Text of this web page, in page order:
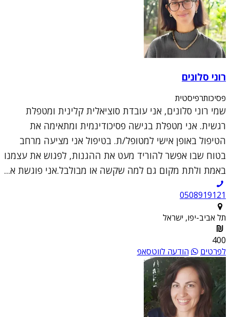
רוני סלונים
פסיכותרפיסטית
שמי רוני סלונים, אני עובדת סוציאלית קלינית ומטפלת
רגשית. אני מטפלת בגישה פסיכודינמית ומתאימה את
הטיפול באופן אישי למטופל/ת. בטיפול אני מציעה מרחב
בטוח שבו אפשר להוריד מעט את ההגנות, לפגוש את עצמנו
באמת ולתת מקום גם למה שקשה או מבולבל.אני פוגשת א...
0508919121
תל אביב-יפו, ישראל
400
לפרטים
הודעה לווטסאפ